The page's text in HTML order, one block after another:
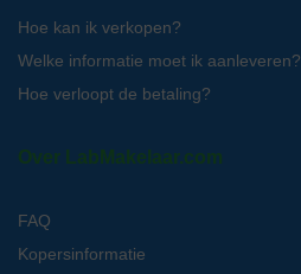
Hoe kan ik verkopen?
Welke informatie moet ik aanleveren?
Hoe verloopt de betaling?
Over LabMakelaar.com
FAQ
Kopersinformatie